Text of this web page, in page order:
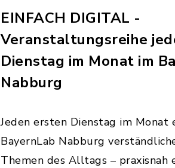
EINFACH DIGITAL -
Veranstaltungsreihe
Dienstag im Monat im
Nabburg
Jeden ersten Dienstag im Monat
BayernLab Nabburg
Themen des Alltags –